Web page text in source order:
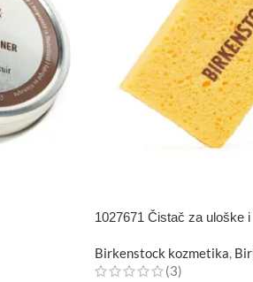
1027671 Čistač za uloške
Birkenstock kozmetika,
(3)